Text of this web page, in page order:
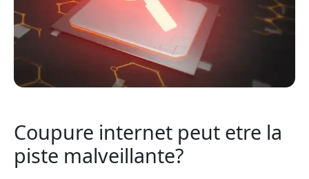
Coupure internet peut etre la
piste malveillante?